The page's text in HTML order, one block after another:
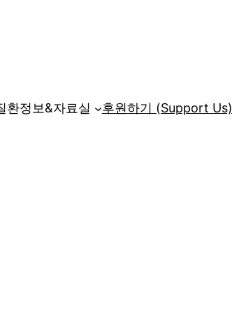
환정보&자료실 후원하기 (Support Us)